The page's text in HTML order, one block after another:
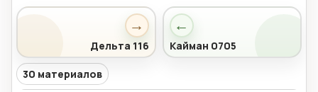
←
Кайман 0705
→
Дельта 116
30 материалов